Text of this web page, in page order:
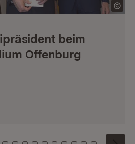
beim
Offenburg